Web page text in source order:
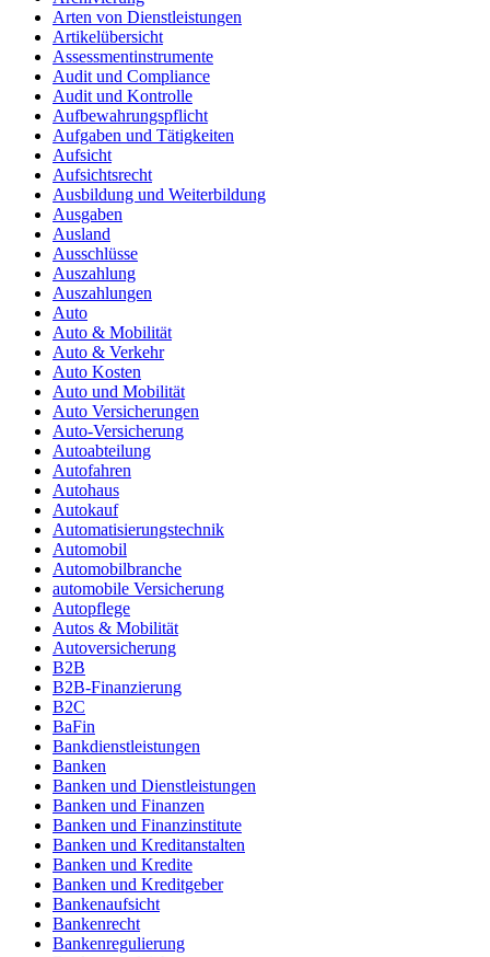
Arten von Dienstleistungen
Artikelübersicht
Assessmentinstrumente
Audit und Compliance
Audit und Kontrolle
Aufbewahrungspflicht
Aufgaben und Tätigkeiten
Aufsicht
Aufsichtsrecht
Ausbildung und Weiterbildung
Ausgaben
Ausland
Ausschlüsse
Auszahlung
Auszahlungen
Auto
Auto & Mobilität
Auto & Verkehr
Auto Kosten
Auto und Mobilität
Auto Versicherungen
Auto-Versicherung
Autoabteilung
Autofahren
Autohaus
Autokauf
Automatisierungstechnik
Automobil
Automobilbranche
automobile Versicherung
Autopflege
Autos & Mobilität
Autoversicherung
B2B
B2B-Finanzierung
B2C
BaFin
Bankdienstleistungen
Banken
Banken und Dienstleistungen
Banken und Finanzen
Banken und Finanzinstitute
Banken und Kreditanstalten
Banken und Kredite
Banken und Kreditgeber
Bankenaufsicht
Bankenrecht
Bankenregulierung